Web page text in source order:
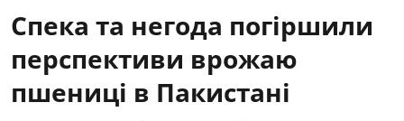
Спека та негода погіршили
перспективи врожаю
пшениці в Пакистані